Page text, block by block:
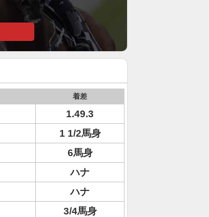
着差
1.49.3
1 1/2馬身
6馬身
ハナ
ハナ
3/4馬身